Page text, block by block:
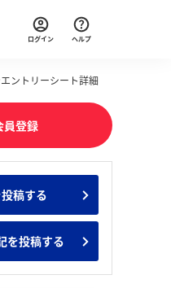
のインターン人気企業ランキ
イベント一覧
ログイン ヘルプ
ントリーシート詳細
員登録
稿する
を投稿する